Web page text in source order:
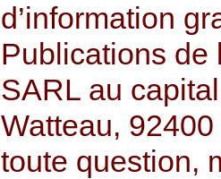
d’information
Publications de
SARL au
Watteau,
toute question,